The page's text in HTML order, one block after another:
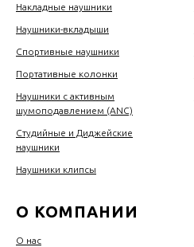
Накладные наушники
Наушники-вкладыши
Спортивные наушники
Портативные колонки
Наушники с активным
шумоподавлением (ANC)
Студийные и Диджейские
наушники
Наушники клипсы
О КОМПАНИИ
О нас